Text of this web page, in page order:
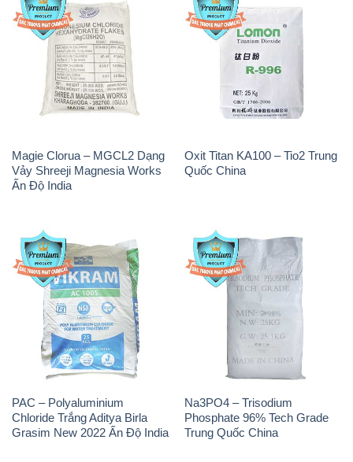
Magie Clorua – MGCL2 Dạng
Vảy Shreeji Magnesia Works
Ấn Độ India
Oxit Titan KA100 – Tio2 Trung
Quốc China
PAC – Polyaluminium
Chloride Trắng Aditya Birla
Grasim New 2022 Ấn Độ India
Na3PO4 – Trisodium
Phosphate 96% Tech Grade
Trung Quốc China